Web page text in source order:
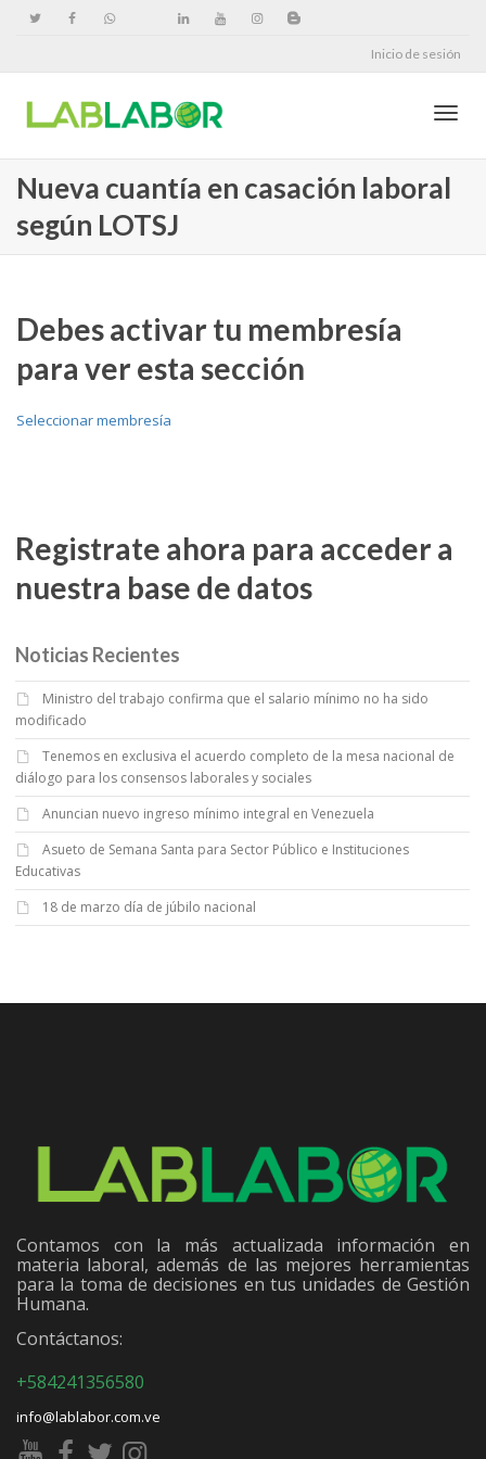
Inicio de sesión
Nueva cuantía en casación laboral
según LOTSJ
Debes activar tu membresía
para ver esta sección
Seleccionar membresía
Registrate ahora para acceder a
nuestra base de datos
Noticias Recientes
Ministro del trabajo confirma que el salario mínimo no ha sido
modificado
Tenemos en exclusiva el acuerdo completo de la mesa nacional de
diálogo para los consensos laborales y sociales
Anuncian nuevo ingreso mínimo integral en Venezuela
Asueto de Semana Santa para Sector Público e Instituciones
Educativas
18 de marzo día de júbilo nacional
Contamos con la más actualizada información en
materia laboral, además de las mejores herramientas
para la toma de decisiones en tus unidades de Gestión
Humana.
Contáctanos:
+584241356580
info@lablabor.com.ve